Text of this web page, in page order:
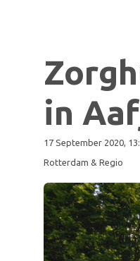
in
17 September 2020,
Rotterdam & Regio